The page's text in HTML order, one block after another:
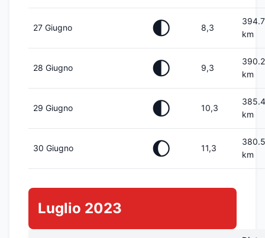
27 Giugno 🌓 8,3
km
28 Giugno 🌓 9,3
km
29 Giugno 🌓 10,3
km
30 Giugno 🌔 11,3
km
Luglio 2023